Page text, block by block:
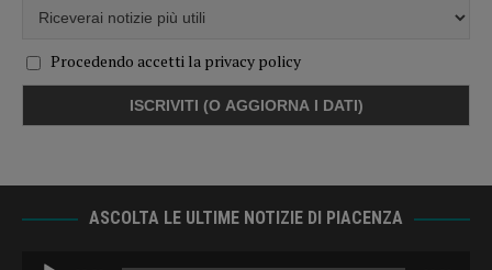
Procedendo accetti la privacy policy
ASCOLTA LE ULTIME NOTIZIE DI PIACENZA
Audio